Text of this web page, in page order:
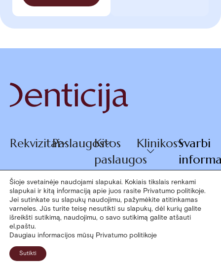
RekvizitaiPaslaugosKitos
paslaugos
KlinikosSvarbi
© 2026
Denticija
+370 660
07770
Šioje svetainėje naudojami slapukai. Kokiais tikslais renkami
slapukai ir kitą informaciją apie juos rasite Privatumo politikoje.
Jei sutinkate su slapukų naudojimu, pažymėkite atitinkamas
varneles. Jūs turite teisę nesutikti su slapukų, dėl kurių galite
išreikšti sutikimą, naudojimu, o savo sutikimą galite atšauti
el.paštu.
Daugiau informacijos mūsų Privatumo politikoje
Sutikti